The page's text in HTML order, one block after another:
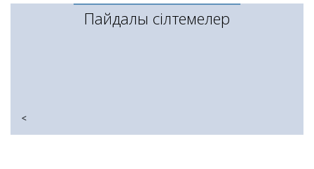
Пайдалы сілтемелер
<